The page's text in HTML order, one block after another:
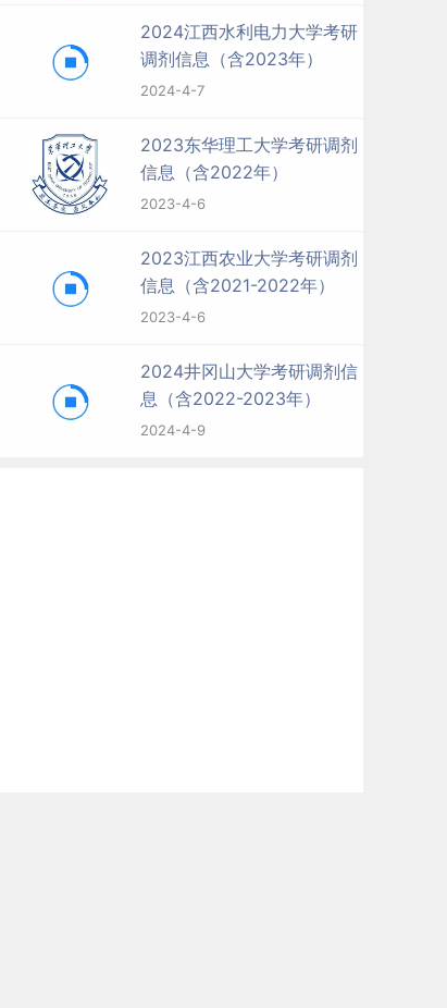
2024江西水利电力大学考研
调剂信息（含2023年）
2024-4-7
2023东华理工大学考研调剂
信息（含2022年）
2023-4-6
2023江西农业大学考研调剂
信息（含2021-2022年）
2023-4-6
2024井冈山大学考研调剂信
息（含2022-2023年）
2024-4-9